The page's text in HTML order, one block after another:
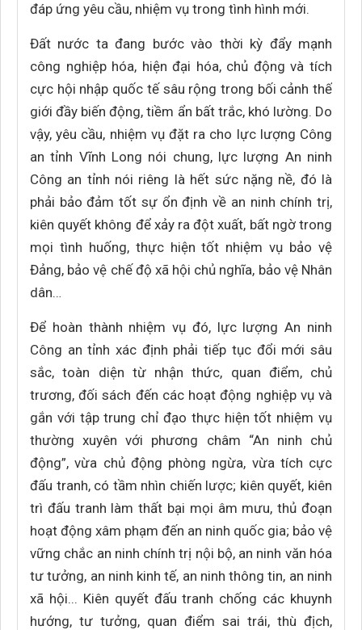
đáp ứng yêu cầu, nhiệm vụ trong tình hình mới.
Đất nước ta đang bước vào thời kỳ đẩy mạnh
công nghiệp hóa, hiện đại hóa, chủ động và tích
cực hội nhập quốc tế sâu rộng trong bối cảnh thế
giới đầy biến động, tiềm ẩn bất trắc, khó lường. Do
vậy, yêu cầu, nhiệm vụ đặt ra cho lực lượng Công
an tỉnh Vĩnh Long nói chung, lực lượng An ninh
Công an tỉnh nói riêng là hết sức nặng nề, đó là
phải bảo đảm tốt sự ổn định về an ninh chính trị,
kiên quyết không để xảy ra đột xuất, bất ngờ trong
mọi tình huống, thực hiện tốt nhiệm vụ bảo vệ
Đảng, bảo vệ chế độ xã hội chủ nghĩa, bảo vệ Nhân
dân…
Để hoàn thành nhiệm vụ đó, lực lượng An ninh
Công an tỉnh xác định phải tiếp tục đổi mới sâu
sắc, toàn diện từ nhận thức, quan điểm, chủ
trương, đối sách đến các hoạt động nghiệp vụ và
gắn với tập trung chỉ đạo thực hiện tốt nhiệm vụ
thường xuyên với phương châm “An ninh chủ
động”, vừa chủ động phòng ngừa, vừa tích cực
đấu tranh, có tầm nhìn chiến lược; kiên quyết, kiên
trì đấu tranh làm thất bại mọi âm mưu, thủ đoạn
hoạt động xâm phạm đến an ninh quốc gia; bảo vệ
vững chắc an ninh chính trị nội bộ, an ninh văn hóa
tư tưởng, an ninh kinh tế, an ninh thông tin, an ninh
xã hội... Kiên quyết đấu tranh chống các khuynh
hướng, tư tưởng, quan điểm sai trái, thù địch,